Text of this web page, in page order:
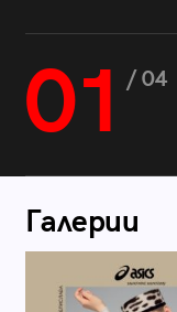
01 / 04
Галерии